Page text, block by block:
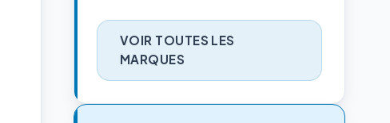
VOIR TOUTES LES
MARQUES